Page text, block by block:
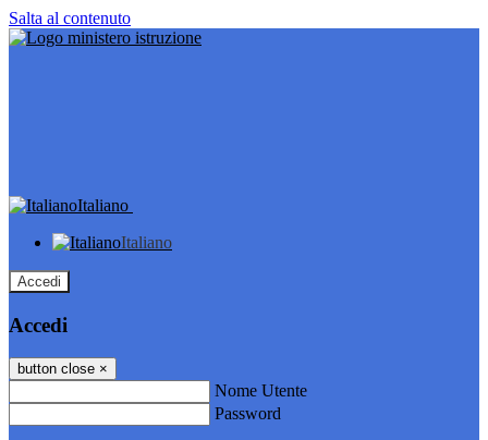
Salta al contenuto
Italiano
Italiano
Accedi
Accedi
button close ×
Nome Utente
Password